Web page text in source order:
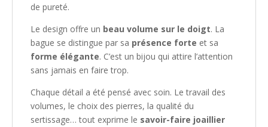
de pureté.
Le design offre un beau volume sur le doigt. La
bague se distingue par sa présence forte et sa
forme élégante. C’est un bijou qui attire l’attention
sans jamais en faire trop.
Chaque détail a été pensé avec soin. Le travail des
volumes, le choix des pierres, la qualité du
sertissage… tout exprime le savoir-faire joaillier